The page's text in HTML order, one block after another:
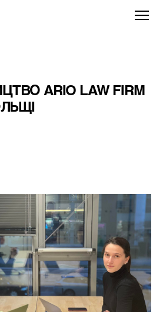
ARIO LAW FIRM